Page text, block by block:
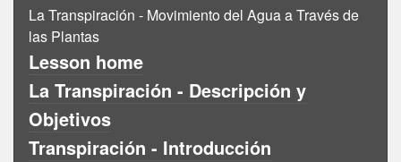
La Transpiración - Movimiento del Agua a Través de
las Plantas
Lesson home
La Transpiración - Descripción y
Objetivos
Transpiración - Introducción